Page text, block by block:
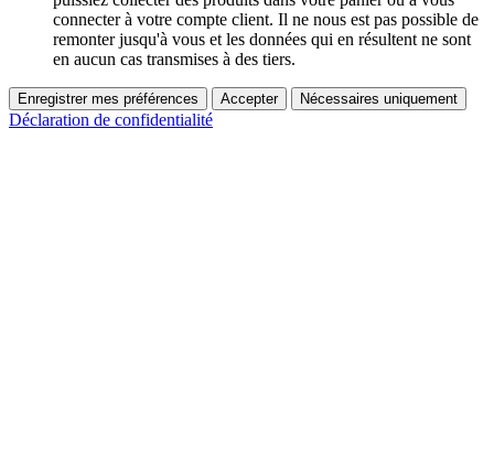
connecter à votre compte client. Il ne nous est pas possible de
remonter jusqu'à vous et les données qui en résultent ne sont
en aucun cas transmises à des tiers.
Enregistrer mes préférences Accepter Nécessaires uniquement
Déclaration de confidentialité